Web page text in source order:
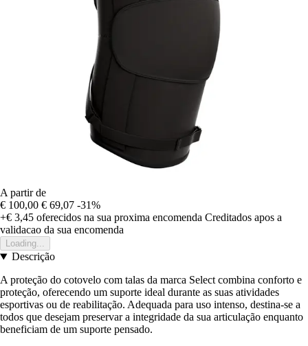
A partir de
€ 100,00 € 69,07 -31%
+€ 3,45 oferecidos na sua proxima encomenda Creditados apos a
validacao da sua encomenda
Loading...
Descrição
A proteção do cotovelo com talas da marca Select combina conforto e
proteção, oferecendo um suporte ideal durante as suas atividades
esportivas ou de reabilitação. Adequada para uso intenso, destina-se a
todos que desejam preservar a integridade da sua articulação enquanto
beneficiam de um suporte pensado.